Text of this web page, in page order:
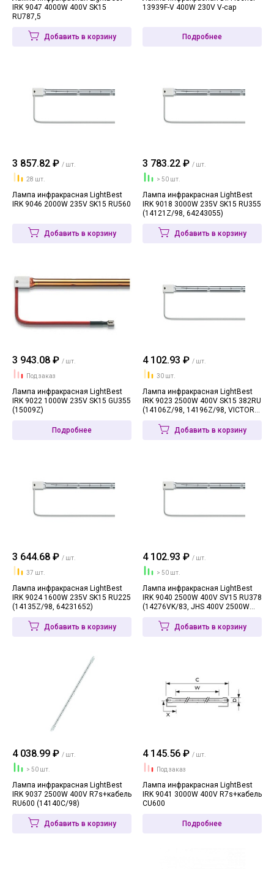
IRK 9047 4000W 400V SK15
RU787,5
Добавить в корзину
13939F-V 400W 230V V-cap
Подробнее
3 857.82 ₽ / шт.
28 шт.
Лампа инфракрасная LightBest
IRK 9046 2000W 235V SK15 RU560
Добавить в корзину
3 783.22 ₽ / шт.
> 50 шт.
Лампа инфракрасная LightBest
IRK 9018 3000W 235V SK15 RU355
(14121Z/98, 64243055)
Добавить в корзину
3 943.08 ₽ / шт.
Под заказ
Лампа инфракрасная LightBest
IRK 9022 1000W 235V SK15 GU355
(15009Z)
Подробнее
4 102.93 ₽ / шт.
30 шт.
Лампа инфракрасная LightBest
IRK 9023 2500W 400V SK15 382RU
(14106Z/98, 14196Z/98, VICTORY
Добавить в корзину
3 644.68 ₽ / шт.
37 шт.
Лампа инфракрасная LightBest
IRK 9024 1600W 235V SK15 RU225
(14135Z/98, 64231652)
Добавить в корзину
4 102.93 ₽ / шт.
> 50 шт.
Лампа инфракрасная LightBest
IRK 9040 2500W 400V SV15 RU378
(14276VK/83, JHS 400V 2500W
Добавить в корзину
4 038.99 ₽ / шт.
> 50 шт.
Лампа инфракрасная LightBest
IRK 9037 2500W 400V R7s+кабель
RU600 (14140C/98)
Добавить в корзину
4 145.56 ₽ / шт.
Под заказ
Лампа инфракрасная LightBest
IRK 9041 3000W 400V R7s+кабель
СU600
Подробнее